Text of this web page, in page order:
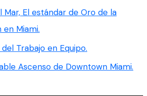
Mar, El estándar de Oro de la
en Miami.
Trabajo en Equipo.
Ascenso de Downtown Miami.